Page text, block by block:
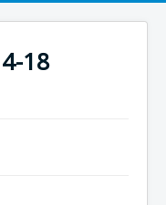
18